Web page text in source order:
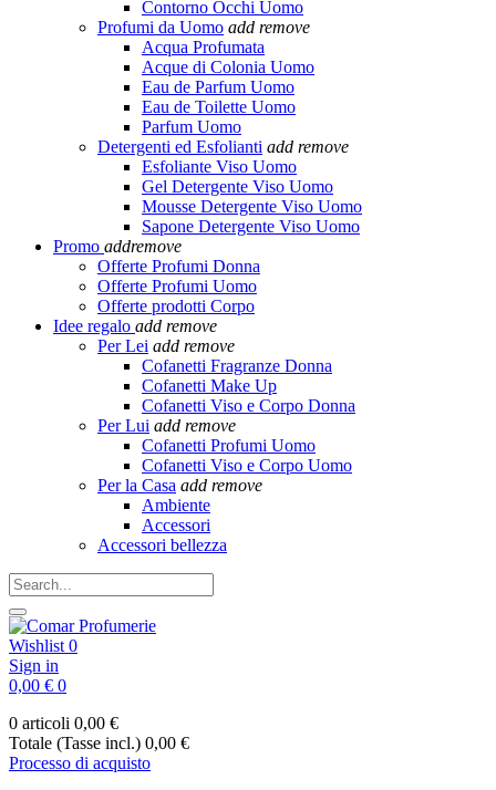
Contorno Occhi Uomo
Profumi da Uomo add remove
Acqua Profumata
Acque di Colonia Uomo
Eau de Parfum Uomo
Eau de Toilette Uomo
Parfum Uomo
Detergenti ed Esfolianti add remove
Esfoliante Viso Uomo
Gel Detergente Viso Uomo
Mousse Detergente Viso Uomo
Sapone Detergente Viso Uomo
Promo addremove
Offerte Profumi Donna
Offerte Profumi Uomo
Offerte prodotti Corpo
Idee regalo add remove
Per Lei add remove
Cofanetti Fragranze Donna
Cofanetti Make Up
Cofanetti Viso e Corpo Donna
Per Lui add remove
Cofanetti Profumi Uomo
Cofanetti Viso e Corpo Uomo
Per la Casa add remove
Ambiente
Accessori
Accessori bellezza
Wishlist 0
Sign in
0,00 € 0
0 articoli 0,00 €
Totale (Tasse incl.) 0,00 €
Processo di acquisto